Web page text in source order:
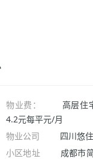
物业费：
高层住
4.2元每平元/月
物业公司
四川悠
小区地址
成都市